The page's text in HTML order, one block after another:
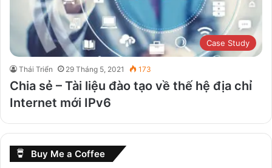
Case Study
Thái Triển 29 Tháng 5, 2021 173
Chia sẻ – Tài liệu đào tạo về thế hệ địa chỉ
Internet mới IPv6
Buy Me a Coffee